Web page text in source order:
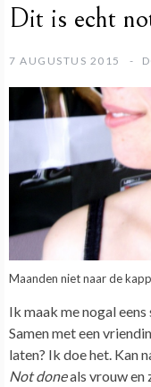
Dit is echt
7 AUGUSTUS 2015
Maanden niet naar de
Ik maak me nogal
Samen met een
laten? Ik doe het. Kan
Not doneals vrouw en